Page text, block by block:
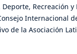
Deporte, Recreación y
Internacional
de la Asociación